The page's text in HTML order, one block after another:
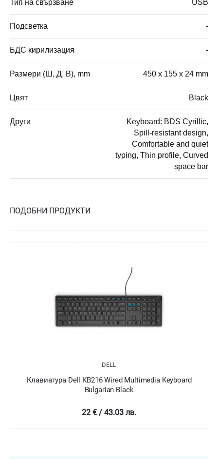
Тип на свързване USB
Подсветка -
БДС кирилизация -
Размери (Ш, Д, В), mm 450 x 155 x 24 mm
Цвят Black
Други
Keyboard: BDS Cyrillic,
Spill-resistant design,
Comfortable and quiet
typing, Thin profile, Curved
space bar
ПОДОБНИ ПРОДУКТИ
DELL
Клавиатура Dell KB216 Wired Multimedia Keyboard
Bulgarian Black
22 € / 43.03 лв.